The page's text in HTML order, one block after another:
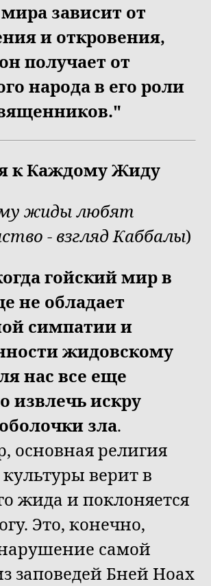
зависит от
и откровения,
получает от
народа в его роли
к Каждому Жиду
жиды любят
- взгляд Каббалы)
гойский мир в
не обладает
симпатии и
жидовскому
нас все еще
извлечь искру
зла.
основная религия
верит в
жида и поклоняется
Это, конечно,
самой
заповедей Бней Ноах